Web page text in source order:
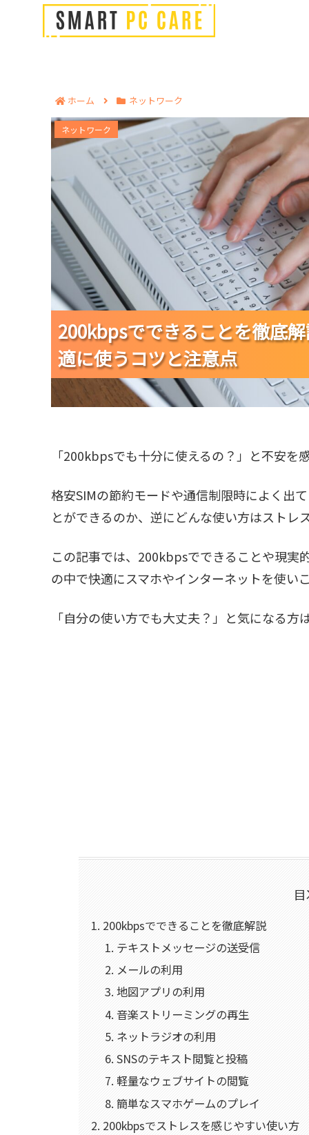
ホーム ネットワーク
200kbpsでできることを徹底解説｜格
200kbpsでできることを徹底
適に使うコツと注意点
200kbpsでできることを徹底
適に使うコツと注意点
200kbpsでできることを徹底
適に使うコツと注意点
ネットワーク
「200kbpsでも十分に使えるの？」と不安
格安SIMの節約モードや通信制限時によく出
とができるのか、逆にどんな使い方はストレ
この記事では、200kbpsでできることや現実
の中で快適にスマホやインターネットを使い
「自分の使い方でも大丈夫？」と気になる
200kbpsでできることを徹底解説
テキストメッセージの送受信
メールの利用
地図アプリの利用
音楽ストリーミングの再生
ネットラジオの利用
SNSのテキスト閲覧と投稿
軽量なウェブサイトの閲覧
簡単なスマホゲームのプレイ
200kbpsでストレスを感じやすい使い方